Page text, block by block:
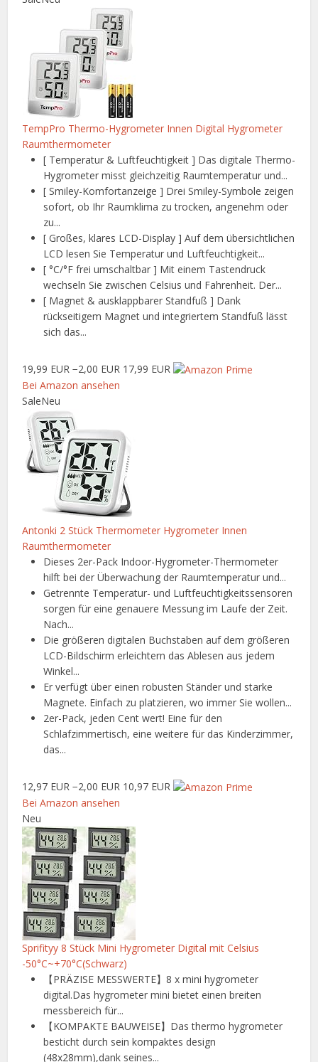
TempPro Thermo-Hygrometer Innen Digital Hygrometer
Raumthermometer
[ Temperatur & Luftfeuchtigkeit ] Das digitale Thermo-
Hygrometer misst gleichzeitig Raumtemperatur und...
[ Smiley-Komfortanzeige ] Drei Smiley-Symbole zeigen
sofort, ob Ihr Raumklima zu trocken, angenehm oder
zu...
[ Großes, klares LCD-Display ] Auf dem übersichtlichen
LCD lesen Sie Temperatur und Luftfeuchtigkeit...
[ °C/°F frei umschaltbar ] Mit einem Tastendruck
wechseln Sie zwischen Celsius und Fahrenheit. Der...
[ Magnet & ausklappbarer Standfuß ] Dank
rückseitigem Magnet und integriertem Standfuß lässt
sich das...
19,99 EUR −2,00 EUR 17,99 EUR
Bei Amazon ansehen
SaleNeu
Antonki 2 Stück Thermometer Hygrometer Innen
Raumthermometer
Dieses 2er-Pack Indoor-Hygrometer-Thermometer
hilft bei der Überwachung der Raumtemperatur und...
Getrennte Temperatur- und Luftfeuchtigkeitssensoren
sorgen für eine genauere Messung im Laufe der Zeit.
Nach...
Die größeren digitalen Buchstaben auf dem größeren
LCD-Bildschirm erleichtern das Ablesen aus jedem
Winkel...
Er verfügt über einen robusten Ständer und starke
Magnete. Einfach zu platzieren, wo immer Sie wollen...
2er-Pack, jeden Cent wert! Eine für den
Schlafzimmertisch, eine weitere für das Kinderzimmer,
das...
12,97 EUR −2,00 EUR 10,97 EUR
Bei Amazon ansehen
Neu
Sprifityy 8 Stück Mini Hygrometer Digital mit Celsius
-50°C~+70°C(Schwarz)
【PRÄZISE MESSWERTE】8 x mini hygrometer
digital.Das hygrometer mini bietet einen breiten
messbereich für...
【KOMPAKTE BAUWEISE】Das thermo hygrometer
besticht durch sein kompaktes design
(48x28mm),dank seines...